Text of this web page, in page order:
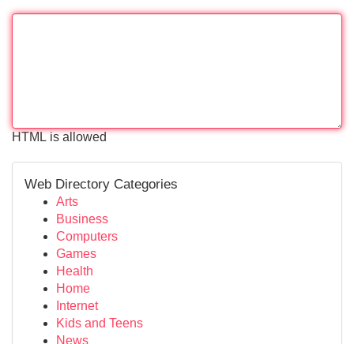
HTML is allowed
Web Directory Categories
Arts
Business
Computers
Games
Health
Home
Internet
Kids and Teens
News